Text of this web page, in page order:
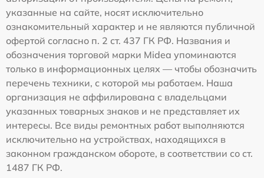
указанные на сайте, носят исключительно
ознакомительный характер и не являются публичной
офертой согласно п. 2 ст. 437 ГК РФ. Названия и
обозначения торговой марки Midea упоминаются
только в информационных целях — чтобы обозначить
перечень техники, с которой мы работаем. Наша
организация не аффилирована с владельцами
указанных товарных знаков и не представляет их
интересы. Все виды ремонтных работ выполняются
исключительно на устройствах, находящихся в
законном гражданском обороте, в соответствии со ст.
1487 ГК РФ.